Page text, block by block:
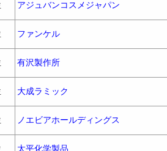
アジュバンコスメジャパン
ファンケル
有沢製作所
大成ラミック
ノエビアホールディングス
太平化学製品